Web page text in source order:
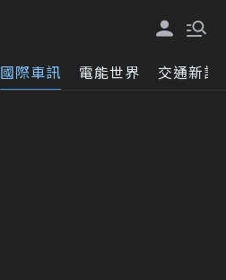
國際車訊 電能世界 交通新訊